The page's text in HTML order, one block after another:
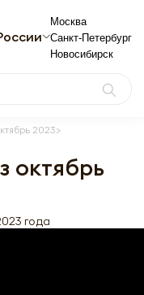
Москва
Санкт-Петербург
Новосибирск
2023
октябрь
года